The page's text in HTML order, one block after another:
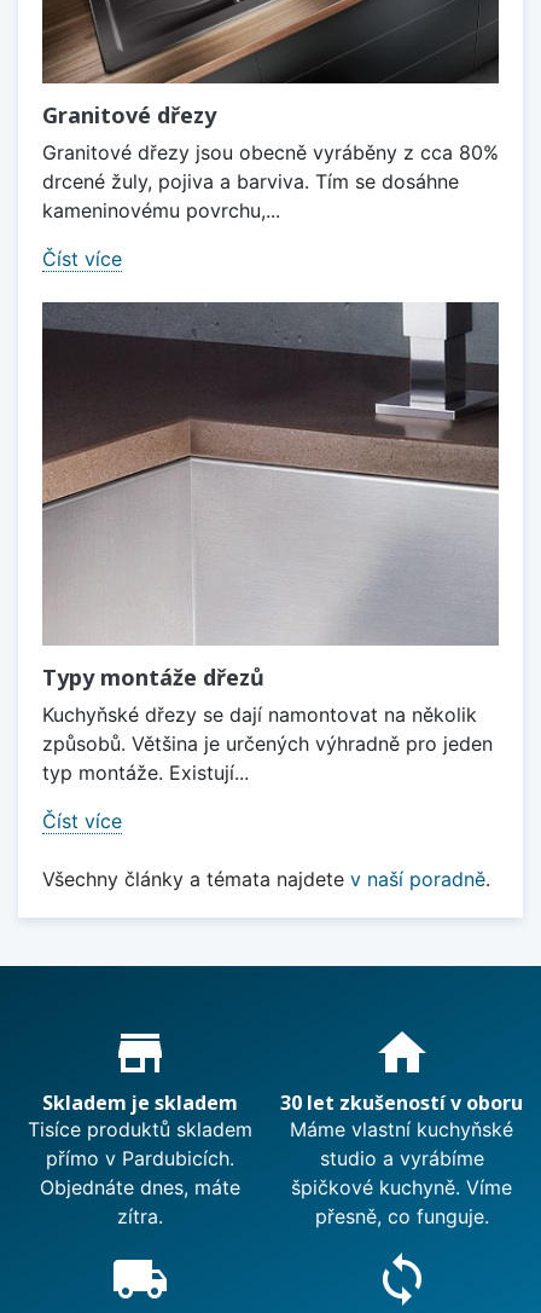
Granitové dřezy
Granitové dřezy jsou obecně vyráběny z cca 80%
drcené žuly, pojiva a barviva. Tím se dosáhne
kameninovému povrchu,...
Číst více
Typy montáže dřezů
Kuchyňské dřezy se dají namontovat na několik
způsobů. Většina je určených výhradně pro jeden
typ montáže. Existují...
Číst více
Všechny články a témata najdete v naší poradně.
Proč nakupovat u nás?
store_mall_directory
Skladem je skladem
Tisíce produktů skladem
přímo v Pardubicích.
Objednáte dnes, máte
zítra.
home
30 let zkušeností v oboru
Máme vlastní kuchyňské
studio a vyrábíme
špičkové kuchyně. Víme
přesně, co funguje.
local_shipping sync